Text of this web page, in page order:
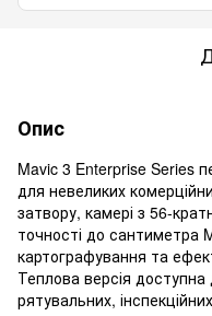
Опис
Mavic 3 Enterprise Series
для невеликих
затвору, камері з 56-
точності до сантиметра
картографування та
Теплова версія
рятувальних,